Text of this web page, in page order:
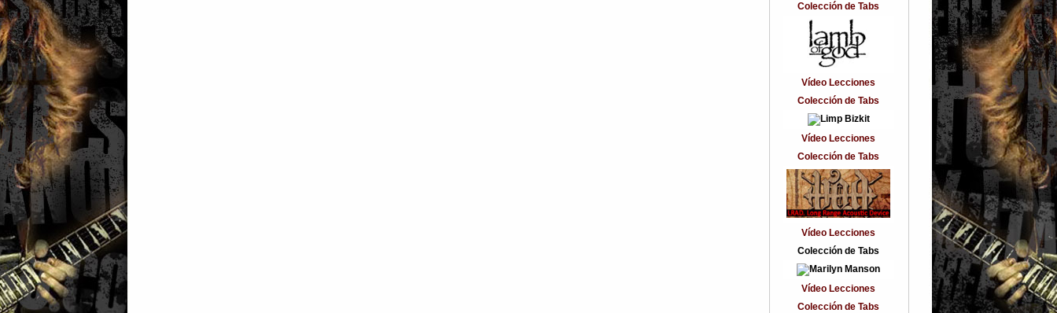
Colección de Tabs
Vídeo Lecciones
Colección de Tabs
Vídeo Lecciones
Colección de Tabs
Vídeo Lecciones
Colección de Tabs
Vídeo Lecciones
Colección de Tabs